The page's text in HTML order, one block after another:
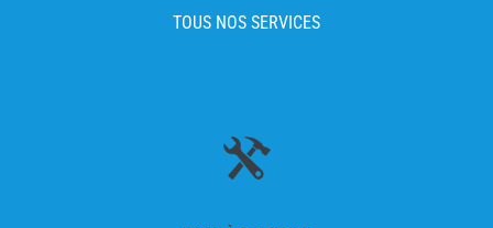
TOUS NOS SERVICES